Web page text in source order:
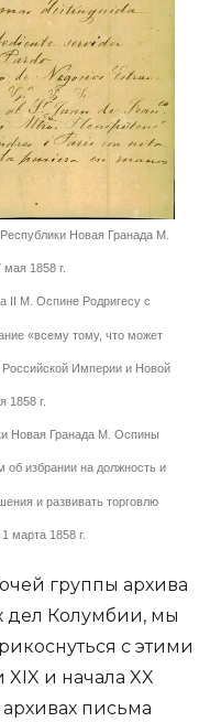
Новая Гранада М.
1858 г.
II М. Оспине Родригесу с
«всему тому, что может
Империи и Новой
1858 г.
Новая Гранада М. Оспины
об избрании на должность и
и развивать торговлю
марта 1858 г.
группы архива
дел Колумбии, мы
с этими
и начала XX
письма